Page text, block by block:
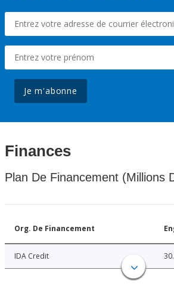
Je m'abonne
Finances
Plan De Financement (Millions
Org. De Financement
IDA Credit